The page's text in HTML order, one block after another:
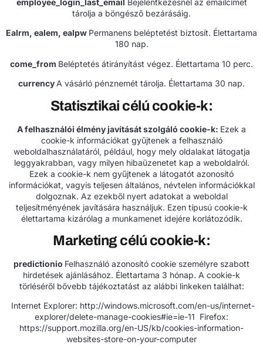
employee_login_last_email Bejelentkezésnél az emailcímet
tárolja a böngésző bezárásáig.
Ealrm, ealem, ealpw Permanens beléptetést biztosít. Élettartama
180 nap.
come_from Beléptetés átirányítást végez. Élettartama 10 perc.
currency A vásárló pénznemét tárolja. Élettartama 30 nap.
Statisztikai célú cookie-k:
A felhasználói élmény javítását szolgáló cookie-k: Ezek a
cookie-k információkat gyűjtenek a felhasználó
weboldalhasználatáról, például, hogy mely oldalakat látogatja
leggyakrabban, vagy milyen hibaüzenetet kap a weboldalról.
Ezek a cookie-k nem gyűjtenek a látogatót azonosító
információkat, vagyis teljesen általános, névtelen információkkal
dolgoznak. Az ezekből nyert adatokat a weboldal
teljesítményének javítására használjuk. Ezen típusú cookie-k
élettartama kizárólag a munkamenet idejére korlátozódik.
Marketing célú cookie-k:
predictionio Felhasználó azonosító cookie személyre szabott
hirdetések ajánlásához. Élettartama 3 hónap. A cookie-k
törléséről bővebb tájékoztatást az alábbi linkeken találhat:
Internet Explorer: http://windows.microsoft.com/en-us/internet-
explorer/delete-manage-cookies#ie=ie-11 Firefox:
https://support.mozilla.org/en-US/kb/cookies-information-
websites-store-on-your-computer